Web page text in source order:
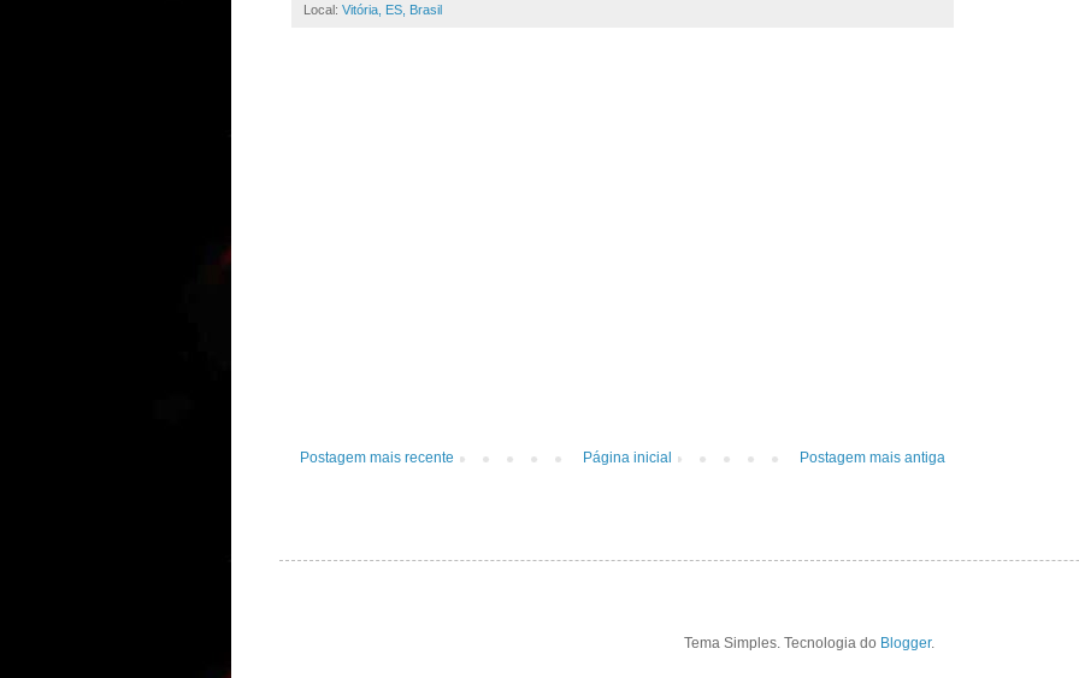
Local: Vitória, ES, Brasil
Postagem mais recente Postagem mais antiga
Página inicial
Tema Simples. Tecnologia do Blogger.